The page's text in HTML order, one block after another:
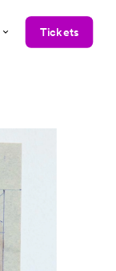
Tickets